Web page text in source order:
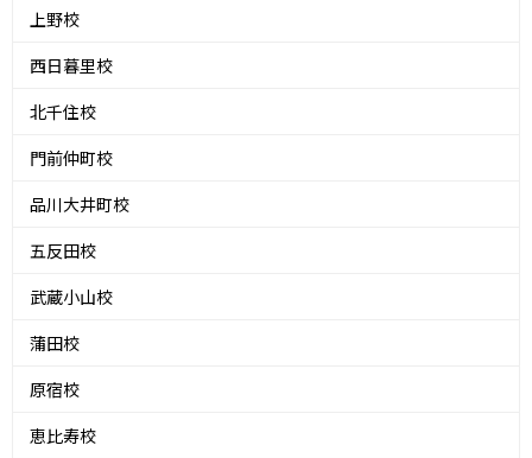
上野校
西日暮里校
北千住校
門前仲町校
品川大井町校
五反田校
武蔵小山校
蒲田校
原宿校
恵比寿校